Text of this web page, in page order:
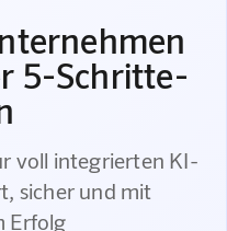
5-Schritte-
voll integrierten KI-
sicher und mit
Erfolg